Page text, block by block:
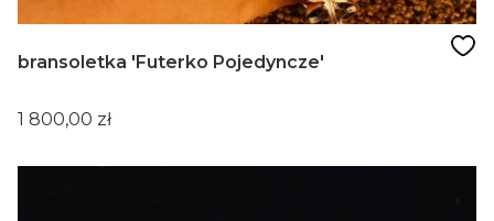
bransoletka 'Futerko Pojedyncze'
Cena
1 800,00 zł